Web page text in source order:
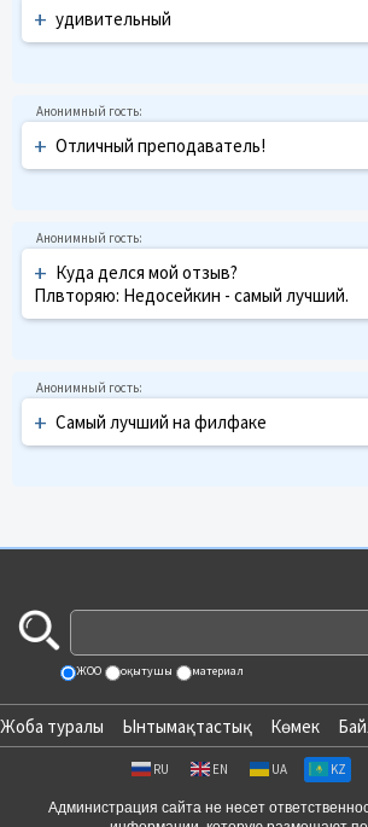
+ удивительный
+ Отличный преподаватель!
+ Куда делся мой отзыв?
Плвторяю: Недосейкин - самый лучший.
+ Самый лучший на филфаке
ЖОО оқытушы материал
Жоба туралы Ынтымақтастық Көмек
RU EN UA KZ
Администрация сайта не несет